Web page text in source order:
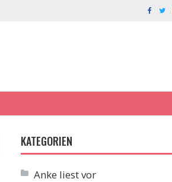
KATEGORIEN
Anke liest vor